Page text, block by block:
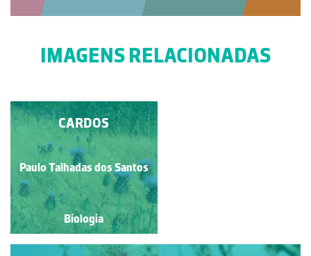
IMAGENS RELACIONADAS
AMOR-PERFEITO
Guilherme Monteiro
Biologia
CARDOS
Paulo Talhadas dos Santos
Biologia